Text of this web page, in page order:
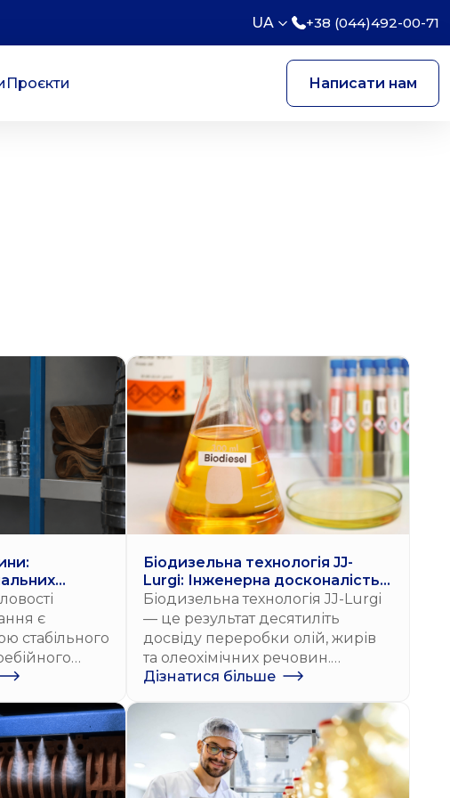
UA +38 (044)492-00-71
Проєкти Написати нам
є
стабільного
регулярні
лише
Біодизельна технологія JJ-
Lurgi: Інженерна досконалість
та світові стандарти
виробництва
Біодизельна технологія JJ-Lurgi
— це результат десятиліть
досвіду переробки олій, жирів
та олеохімічних речовин.
Компанія JJ-Lurgi проєктує
років, постійно вдосконалюючи
процеси для досягнення
максимальної надійності.
Інженерний підхід компанії
Дізнатися більше